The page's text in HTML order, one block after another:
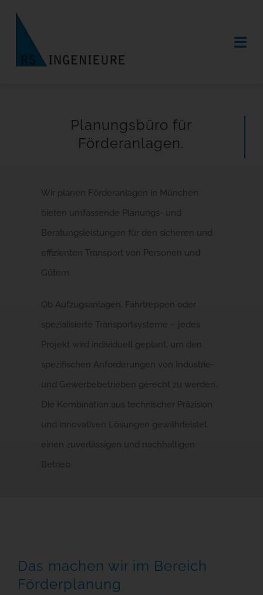
Projekte
Planungsbüro für
Förderanlagen.
Wir planen Förderanlagen in München
bieten umfassende Planungs- und
Beratungsleistungen für den sicheren und
effizienten Transport von Personen und
Gütern.
Ob Aufzugsanlagen, Fahrtreppen oder
spezialisierte Transportsysteme – jedes
Projekt wird individuell geplant, um den
spezifischen Anforderungen von Industrie-
und Gewerbebetrieben gerecht zu werden.
Die Kombination aus technischer Präzision
und innovativen Lösungen gewährleistet
einen zuverlässigen und nachhaltigen
Betrieb.
Das machen wir im Bereich
Förderplanung